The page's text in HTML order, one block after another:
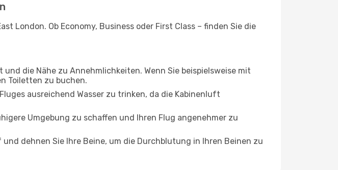
London. Ob Economy, Business oder First Class – finden Sie die
die Nähe zu Annehmlichkeiten. Wenn Sie beispielsweise mit
Toiletten zu buchen.
ausreichend Wasser zu trinken, da die Kabinenluft
Umgebung zu schaffen und Ihren Flug angenehmer zu
dehnen Sie Ihre Beine, um die Durchblutung in Ihren Beinen zu